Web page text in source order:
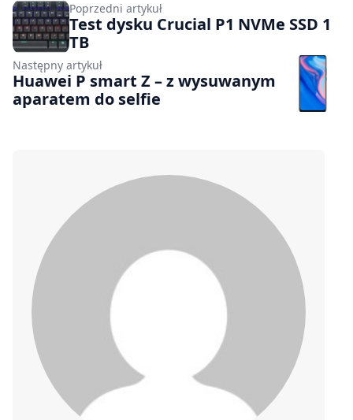
Poprzedni artykuł
Test dysku Crucial P1 NVMe SSD 1
TB
Następny artykuł
Huawei P smart Z – z wysuwanym
aparatem do selfie